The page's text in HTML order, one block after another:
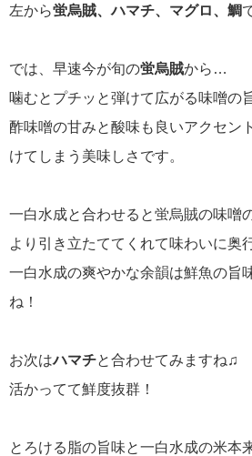
左から蛍烏賊、ハマチ、マグロ、鯛
では、早速今が旬の蛍烏賊から…
噛むとプチッと弾けて広がる味噌の
酢味噌の甘みと酸味も良いアクセン
けてしまう美味しさです。
一白水成と合わせると蛍烏賊の味噌
より引き立たててくれて味わいに奥
一白水成の爽やかな余韻は鮮魚の旨
ね！
お次はハマチと合わせてみますね♫
活かってて鮮度抜群！
とろける脂の旨味と一白水成の米本